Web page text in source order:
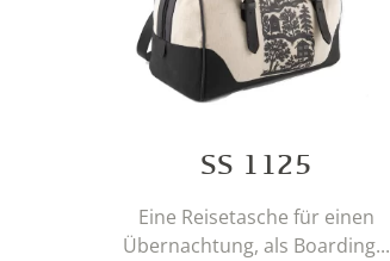
SS 1125
Eine Reisetasche für einen
Übernachtung, als Boarding...